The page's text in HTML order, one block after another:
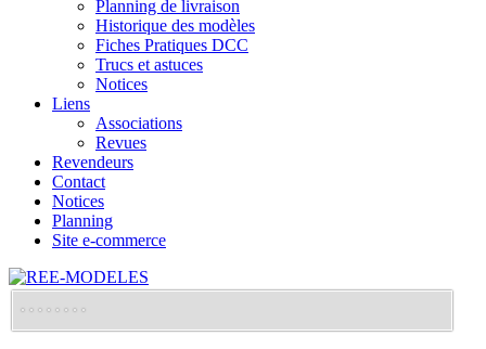
Planning de livraison
Historique des modèles
Fiches Pratiques DCC
Trucs et astuces
Notices
Liens
Associations
Revues
Revendeurs
Contact
Notices
Planning
Site e-commerce